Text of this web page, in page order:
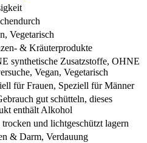
Vegetarisch
& Kräuterprodukte
synthetische Zusatzstoffe, OHNE
Vegan, Vegetarisch
für Frauen, Speziell für Männer
gut schütteln, dieses
enthält Alkohol
und lichtgeschützt lagern
& Darm, Verdauung